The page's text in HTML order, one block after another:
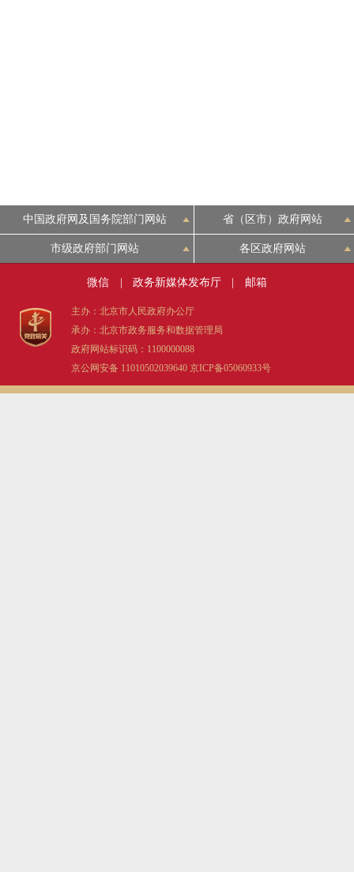
中国政府网及国务院部门网站 省（区市）政府网站
市级政府部门网站 各区政府网站
微信 政务新媒体发布厅 邮箱
主办：北京市人民政府办公厅
承办：北京市政务服务和数据管理局
政府网站标识码：1100000088
京公网安备 11010502039640 京ICP备05060933号